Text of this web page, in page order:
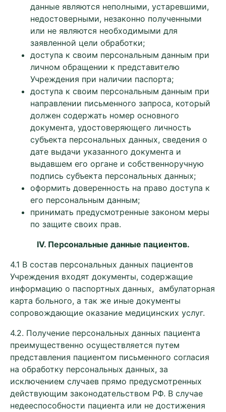
данные являются неполными, устаревшими,
недостоверными, незаконно полученными
или не являются необходимыми для
заявленной цели обработки;
доступа к своим персональным данным при
личном обращении к представителю
Учреждения при наличии паспорта;
доступа к своим персональным данным при
направлении письменного запроса, который
должен содержать номер основного
документа, удостоверяющего личность
субъекта персональных данных, сведения о
дате выдачи указанного документа и
выдавшем его органе и собственноручную
подпись субъекта персональных данных;
оформить доверенность на право доступа к
его персональным данным;
принимать предусмотренные законом меры
по защите своих прав.
IV. Персональные данные пациентов.
4.1 В состав персональных данных пациентов
Учреждения входят документы, содержащие
информацию о паспортных данных, амбулаторная
карта больного, а так же иные документы
сопровождающие оказание медицинских услуг.
4.2. Получение персональных данных пациента
преимущественно осуществляется путем
представления пациентом письменного согласия
на обработку персональных данных, за
исключением случаев прямо предусмотренных
действующим законодательством РФ. В случае
недееспособности пациента или не достижения